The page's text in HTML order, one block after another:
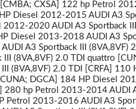
CXSA] 122 hp Petrol
Diesel 2012-2015 AUDI A3
2020 AUDI A3 Sportback III
Diesel 2013-2018 AUDI A3
A3 Sportback III (8VA,8VF)
(8VA,8VF) 2.0 TDI quattro
(8VA,8VF) 2.0 TDI [CRFA] 110
DGCA] 184 HP Diesel
280 hp Petrol 2013-2014 AUDI
Petrol 2013-2016 AUDI A3